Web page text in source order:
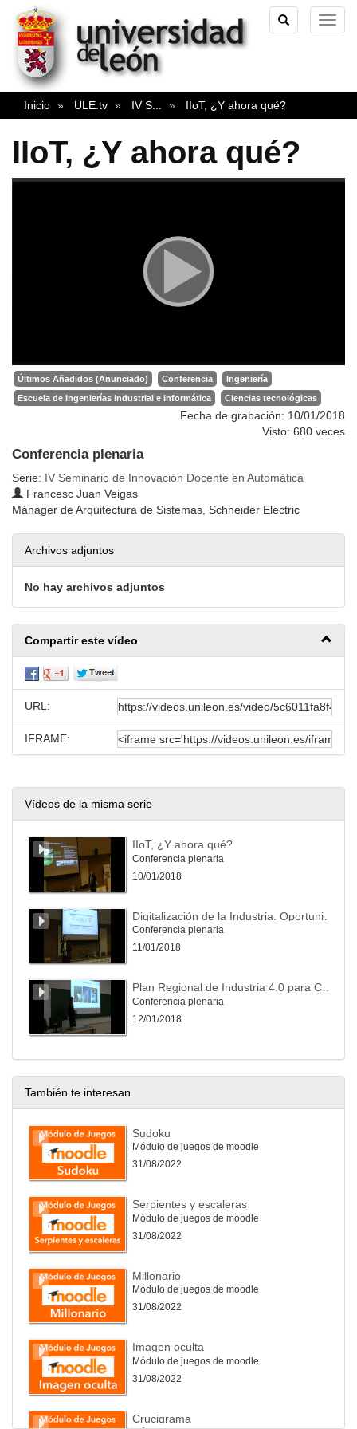
TOGGLE
SEARCH
Inicio ULE.tv IV S IIoT, ¿Y ahora qué?
IIoT, ¿Y ahora qué?
Últimos Añadidos (Anunciado) Conferencia
Ingeniería
Escuela de Ingenierías Industrial e Informática
Ciencias tecnológicas
Fecha de grabación: 10/01/2018
Visto: 680 veces
Conferencia plenaria
Serie: IV Seminario de Innovación Docente en Automática
Francesc Juan Veigas
Mánager de Arquitectura de Sistemas, Schneider Electric
Archivos adjuntos
No hay archivos adjuntos
Compartir este vídeo
URL:
IFRAME:
Vídeos de la misma serie
IIoT, ¿Y ahora qué?
Conferencia plenaria
10/01/2018
Conferencia plenaria
11/01/2018
Conferencia plenaria
12/01/2018
También te interesan
Sudoku
Módulo de juegos de moodle
31/08/2022
Serpientes y escaleras
Módulo de juegos de moodle
31/08/2022
Millonario
Módulo de juegos de moodle
31/08/2022
Imagen oculta
Módulo de juegos de moodle
31/08/2022
Crucigrama